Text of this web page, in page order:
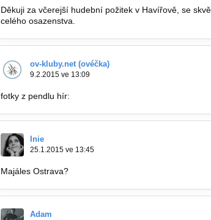
Děkuji za včerejší hudební požitek v Havířově, se
celého osazenstva.
ov-kluby.net (ovéčka)
9.2.2015 ve 13:09
fotky z pendlu hír:
Inie
25.1.2015 ve 13:45
Majáles Ostrava?
Adam